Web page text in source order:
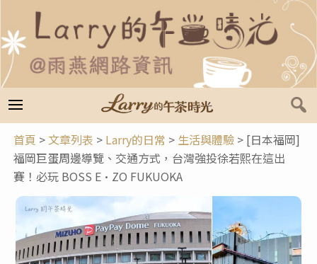
至
主
要
內
容
首頁 >文章列表 > Larry的日常 > 生活與體驗 > [日本福岡]
福岡巨蛋周邊導覽、交通方式，台灣強投徐若熙在這出
賽！必玩 BOSS E·ZO FUKUOKA